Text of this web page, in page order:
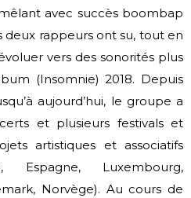
avec succès boombap
deux rappeurs ont su, tout en
vers des sonorités plus
(Insomnie) 2018. Depuis
aujourd’hui, le groupe a
et plusieurs festivals et
artistiques et associatifs
Espagne, Luxembourg,
Norvège). Au cours de